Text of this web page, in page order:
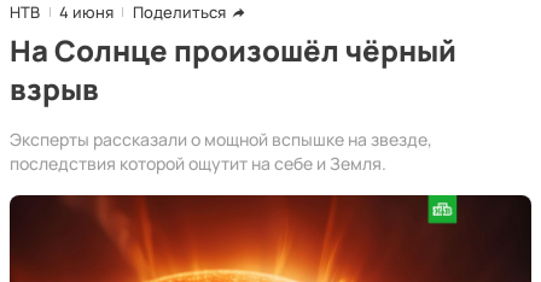
НТВ 4 июня Поделиться
На Солнце произошёл чёрный
взрыв
Эксперты рассказали о мощной вспышке на звезде,
последствия которой ощутит на себе и Земля.